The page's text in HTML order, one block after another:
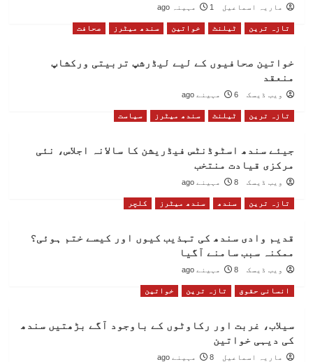
ماریہ اسماعیل 1 مہینہ ago
تازہ ترین ٹیلنٹ خواتین سندھ میٹرز صحافت
خواتین صحافیوں کے لیے لیڈرشپ تربیتی ورکشاپ
منعقد
ویب ڈیسک 6 مہینے ago
تازہ ترین ٹیلنٹ سندھ میٹرز سیاست
جیئے سندھ اسٹوڈنٹس فیڈریشن کا سالانہ اجلاس، نئی
مرکزی قیادت منتخب
ویب ڈیسک 8 مہینے ago
تازہ ترین سندھ سندھ میٹرز کلچر
قدیم وادی سندھ کی تہذیب کیوں اور کیسے ختم ہوئی؟
ممکنہ سبب سامنے آگیا
ویب ڈیسک 8 مہینے ago
انسانی حقوق تازہ ترین خواتین
سیلاب، غربت اور رکاوٹوں کے باوجود آگے بڑھتیں سندھ
کی دیہی خواتین
ماریہ اسماعیل 8 مہینے ago